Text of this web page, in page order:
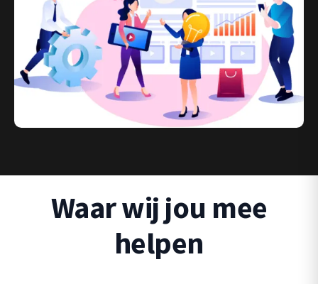
Waar wij jou mee
helpen